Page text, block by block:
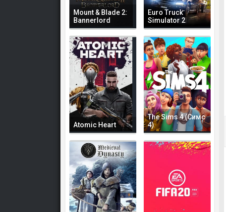
Mount & Blade 2:
Bannerlord
Euro Truck
Simulator 2
Atomic Heart
The Sims 4 (Симс
4)